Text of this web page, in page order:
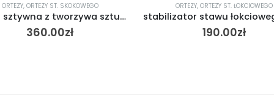
ORTEZY, ORTEZY ST. SKOKOWEGO
Orteza sztywna z tworzywa sztucznego na goleń i stopę AT53026
360.00zł
ORTEZY, ORTEZY ST. ŁOKCIOWEGO
190.00zł